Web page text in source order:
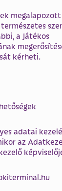
a Játékos
kérheti.
adatai
az